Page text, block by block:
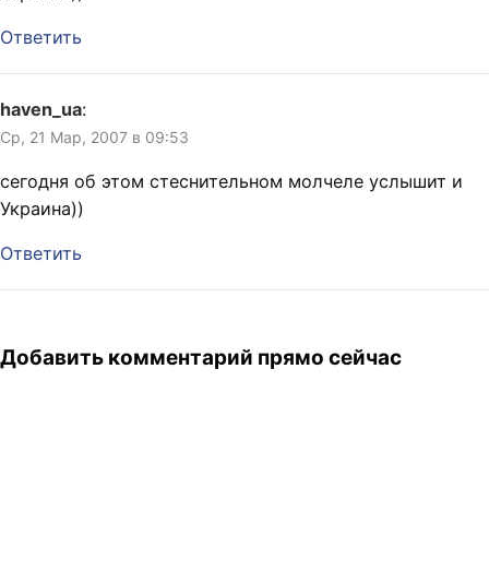
Ответить
haven_ua:
Ср, 21 Мар, 2007 в 09:53
сегодня об этом стеснительном молчеле услышит и
Украина))
Ответить
Добавить комментарий прямо сейчас